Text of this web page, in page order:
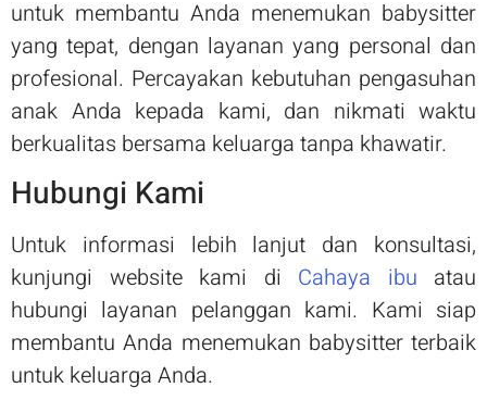
untuk membantu Anda menemukan babysitter
yang tepat, dengan layanan yang personal dan
profesional. Percayakan kebutuhan pengasuhan
anak Anda kepada kami, dan nikmati waktu
berkualitas bersama keluarga tanpa khawatir.
Hubungi Kami
Untuk informasi lebih lanjut dan konsultasi,
kunjungi website kami di Cahaya ibu atau
hubungi layanan pelanggan kami. Kami siap
membantu Anda menemukan babysitter terbaik
untuk keluarga Anda.